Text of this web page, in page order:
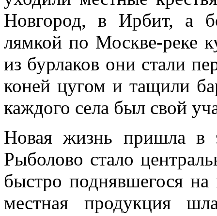
Новгород, в Ирбит, а
лямкой по Москве-реке
из бурлаков они стали
коней цугом и тащили
каждого села был свой
Новая жизнь пришла в
Рыболово стало
быстро поднявшегося
местная продукция